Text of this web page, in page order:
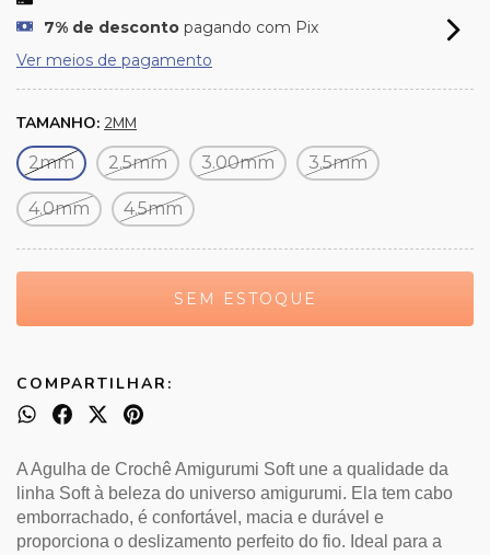
7% de desconto pagando com Pix
Ver meios de pagamento
TAMANHO: 2MM
2mm
2.5mm 3.00mm 3.5mm
4.0mm 4.5mm
COMPARTILHAR:
A Agulha de Crochê Amigurumi Soft une a qualidade da
linha Soft à beleza do universo amigurumi. Ela tem cabo
emborrachado, é confortável, macia e durável e
proporciona o deslizamento perfeito do fio. Ideal para a